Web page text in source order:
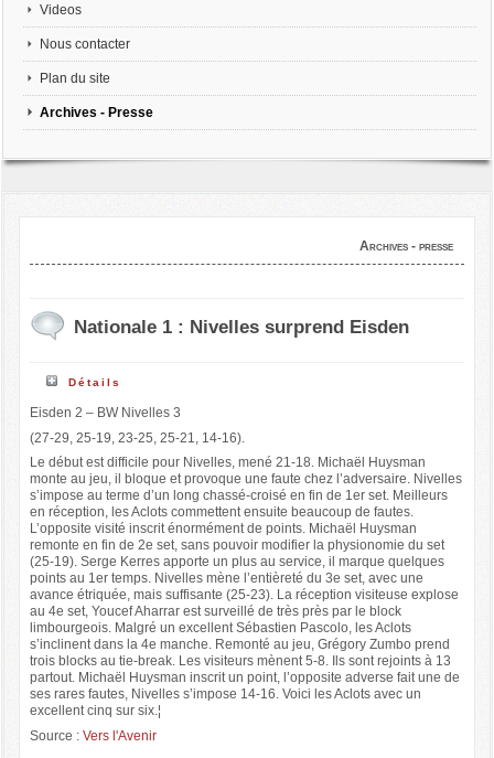
Videos
Nous contacter
Plan du site
Archives - Presse
Archives - presse
Nationale 1 : Nivelles surprend Eisden
Détails
Eisden 2 – BW Nivelles 3
(27-29, 25-19, 23-25, 25-21, 14-16).
Le début est difficile pour Nivelles, mené 21-18. Michaël Huysman
monte au jeu, il bloque et provoque une faute chez l’adversaire. Nivelles
s’impose au terme d’un long chassé-croisé en fin de 1er set. Meilleurs
en réception, les Aclots commettent ensuite beaucoup de fautes.
L’opposite visité inscrit énormément de points. Michaël Huysman
remonte en fin de 2e set, sans pouvoir modifier la physionomie du set
(25-19). Serge Kerres apporte un plus au service, il marque quelques
points au 1er temps. Nivelles mène l’entièreté du 3e set, avec une
avance étriquée, mais suffisante (25-23). La réception visiteuse explose
au 4e set, Youcef Aharrar est surveillé de très près par le block
limbourgeois. Malgré un excellent Sébastien Pascolo, les Aclots
s’inclinent dans la 4e manche. Remonté au jeu, Grégory Zumbo prend
trois blocks au tie-break. Les visiteurs mènent 5-8. Ils sont rejoints à 13
partout. Michaël Huysman inscrit un point, l’opposite adverse fait une de
ses rares fautes, Nivelles s’impose 14-16. Voici les Aclots avec un
excellent cinq sur six.¦
Source : Vers l'Avenir